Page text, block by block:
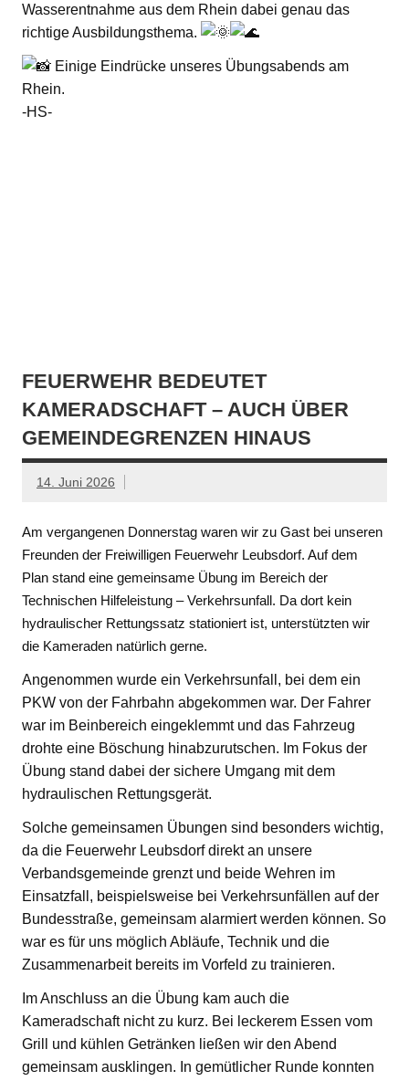
Wasserentnahme aus dem Rhein dabei genau das
richtige Ausbildungsthema.
Einige Eindrücke unseres Übungsabends am
Rhein.
-HS-
FEUERWEHR BEDEUTET
KAMERADSCHAFT – AUCH ÜBER
GEMEINDEGRENZEN HINAUS
14. Juni 2026
Am vergangenen Donnerstag waren wir zu Gast bei unseren
Freunden der Freiwilligen Feuerwehr Leubsdorf. Auf dem
Plan stand eine gemeinsame Übung im Bereich der
Technischen Hilfeleistung – Verkehrsunfall. Da dort kein
hydraulischer Rettungssatz stationiert ist, unterstützten wir
die Kameraden natürlich gerne.
Angenommen wurde ein Verkehrsunfall, bei dem ein
PKW von der Fahrbahn abgekommen war. Der Fahrer
war im Beinbereich eingeklemmt und das Fahrzeug
drohte eine Böschung hinabzurutschen. Im Fokus der
Übung stand dabei der sichere Umgang mit dem
hydraulischen Rettungsgerät.
Solche gemeinsamen Übungen sind besonders wichtig,
da die Feuerwehr Leubsdorf direkt an unsere
Verbandsgemeinde grenzt und beide Wehren im
Einsatzfall, beispielsweise bei Verkehrsunfällen auf der
Bundesstraße, gemeinsam alarmiert werden können. So
war es für uns möglich Abläufe, Technik und die
Zusammenarbeit bereits im Vorfeld zu trainieren.
Im Anschluss an die Übung kam auch die
Kameradschaft nicht zu kurz. Bei leckerem Essen vom
Grill und kühlen Getränken ließen wir den Abend
gemeinsam ausklingen. In gemütlicher Runde konnten